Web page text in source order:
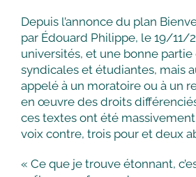
Depuis l’annonce du plan
par Édouard Philippe, le 19/11/
universités, et une bonne
syndicales et étudiantes, mais
appelé à un moratoire ou à un
en œuvre des droits
ces textes ont été
voix contre, trois pour et deux
« Ce que je trouve étonnant,